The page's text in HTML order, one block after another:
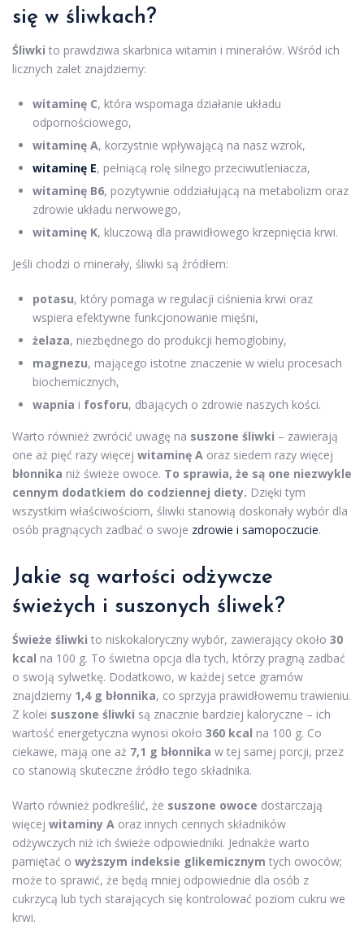
się w śliwkach?
Śliwki to prawdziwa skarbnica witamin i minerałów. Wśród ich
licznych zalet znajdziemy:
witaminę C, która wspomaga działanie układu
odpornościowego,
witaminę A, korzystnie wpływającą na nasz wzrok,
witaminę E, pełniącą rolę silnego przeciwutleniacza,
witaminę B6, pozytywnie oddziałującą na metabolizm oraz
zdrowie układu nerwowego,
witaminę K, kluczową dla prawidłowego krzepnięcia krwi.
Jeśli chodzi o minerały, śliwki są źródłem:
potasu, który pomaga w regulacji ciśnienia krwi oraz
wspiera efektywne funkcjonowanie mięśni,
żelaza, niezbędnego do produkcji hemoglobiny,
magnezu, mającego istotne znaczenie w wielu procesach
biochemicznych,
wapnia i fosforu, dbających o zdrowie naszych kości.
Warto również zwrócić uwagę na suszone śliwki – zawierają
one aż pięć razy więcej witaminę A oraz siedem razy więcej
błonnika niż świeże owoce. To sprawia, że są one niezwykle
cennym dodatkiem do codziennej diety. Dzięki tym
wszystkim właściwościom, śliwki stanowią doskonały wybór dla
osób pragnących zadbać o swoje zdrowie i samopoczucie.
Jakie są wartości odżywcze
świeżych i suszonych śliwek?
Świeże śliwki to niskokaloryczny wybór, zawierający około 30
kcal na 100 g. To świetna opcja dla tych, którzy pragną zadbać
o swoją sylwetkę. Dodatkowo, w każdej setce gramów
znajdziemy 1,4 g błonnika, co sprzyja prawidłowemu trawieniu.
Z kolei suszone śliwki są znacznie bardziej kaloryczne – ich
wartość energetyczna wynosi około 360 kcal na 100 g. Co
ciekawe, mają one aż 7,1 g błonnika w tej samej porcji, przez
co stanowią skuteczne źródło tego składnika.
Warto również podkreślić, że suszone owoce dostarczają
więcej witaminy A oraz innych cennych składników
odżywczych niż ich świeże odpowiedniki. Jednakże warto
pamiętać o wyższym indeksie glikemicznym tych owoców;
może to sprawić, że będą mniej odpowiednie dla osób z
cukrzycą lub tych starających się kontrolować poziom cukru we
krwi.